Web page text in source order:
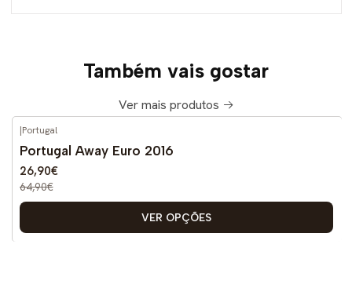
Também vais gostar
Ver mais produtos
DESCONTO
|Portugal
Portugal Away Euro 2016
26,90€
64,90€
VER OPÇÕES